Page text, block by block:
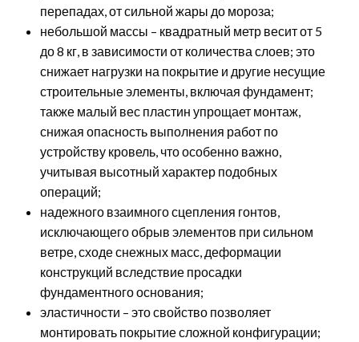
перепадах, от сильной жары до мороза;
небольшой массы – квадратный метр весит от 5
до 8 кг, в зависимости от количества слоев; это
снижает нагрузки на покрытие и другие несущие
строительные элементы, включая фундамент;
также малый вес пластин упрощает монтаж,
снижая опасность выполнения работ по
устройству кровель, что особенно важно,
учитывая высотный характер подобных
операций;
надежного взаимного сцепления гонтов,
исключающего обрыв элементов при сильном
ветре, сходе снежных масс, деформации
конструкций вследствие просадки
фундаментного основания;
эластичности – это свойство позволяет
монтировать покрытие сложной конфигурации;